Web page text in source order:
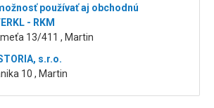
používať aj obchodnú
- RKM
13/411 , Martin
s.r.o.
10 , Martin